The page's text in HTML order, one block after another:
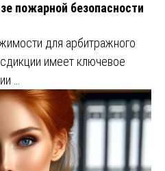
пожарной безопасности
для арбитражного
имеет ключевое
…